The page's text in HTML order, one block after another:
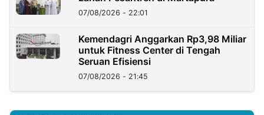
07/08/2026 - 22:01
Kemendagri Anggarkan Rp3,98 Miliar
untuk Fitness Center di Tengah
Seruan Efisiensi
07/08/2026 - 21:45